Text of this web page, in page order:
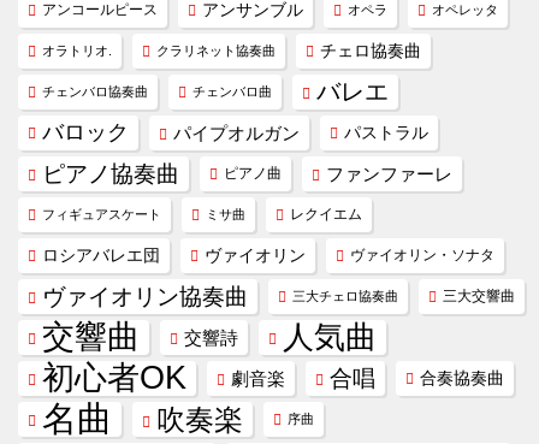
アンコールピース アンサンブル オペラ オペレッタ
オラトリオ. クラリネット協奏曲 チェロ協奏曲
チェンバロ協奏曲 チェンバロ曲 バレエ
バロック パイプオルガン パストラル
ピアノ協奏曲 ピアノ曲 ファンファーレ
フィギュアスケート ミサ曲 レクイエム
ロシアバレエ団 ヴァイオリン ヴァイオリン・ソナタ
ヴァイオリン協奏曲 三大チェロ協奏曲 三大交響曲
交響曲 交響詩
人気曲
初心者OK
劇音楽 合唱 合奏協奏曲
名曲 吹奏楽 序曲